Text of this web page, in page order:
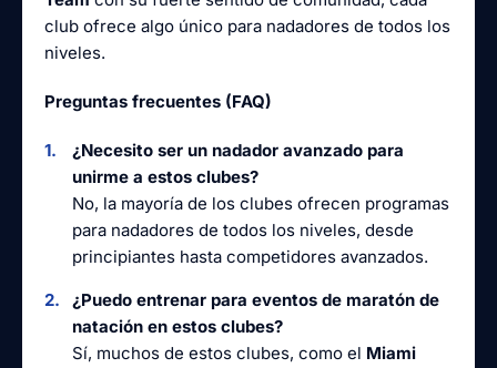
club ofrece algo único para nadadores de todos los
niveles.
Preguntas frecuentes (FAQ)
¿Necesito ser un nadador avanzado para
unirme a estos clubes?
No, la mayoría de los clubes ofrecen programas
para nadadores de todos los niveles, desde
principiantes hasta competidores avanzados.
¿Puedo entrenar para eventos de maratón de
natación en estos clubes?
Sí, muchos de estos clubes, como el Miami